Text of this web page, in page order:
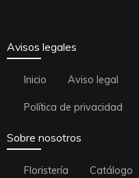
Avisos legales
Inicio Aviso legal
Política de privacidad
Sobre nosotros
Floristería Catálogo